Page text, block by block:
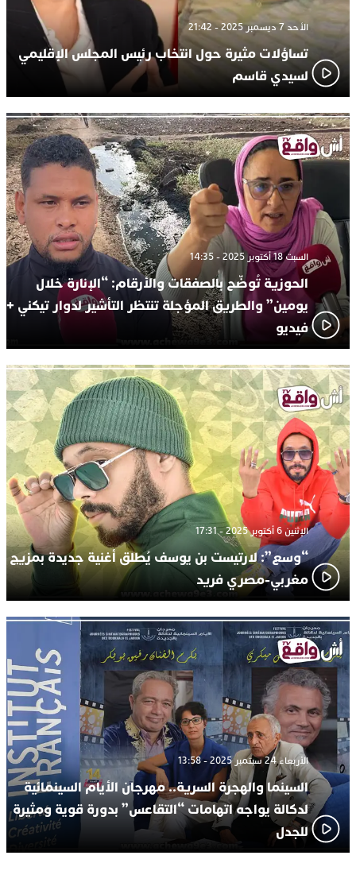
الأحد 7 ديسمبر 2025 - 21:42
تساؤلات مثيرة حول انتخاب رئيس المجلس الإقليمي
لسيدي قاسم
السبت 18 أكتوبر 2025 - 14:35
الحوزية تُوضّح بالصفقات والأرقام: “الإنارة خلال
يومين” والطريق المؤجلة تنتظر التأشير لدوار تيكني +
فيديو
الإثنين 6 أكتوبر 2025 - 17:31
“وسع”: لارتيست بن يوسف يُطلق أغنية جديدة بمزيج
مغربي-مصري فريد
الأربعاء 24 سبتمبر 2025 - 13:58
السينما والهجرة السرية.. مهرجان الأيام السينمائية
لدكالة يواجه اتهامات “التقاعس” بدورة قوية ومثيرة
للجدل